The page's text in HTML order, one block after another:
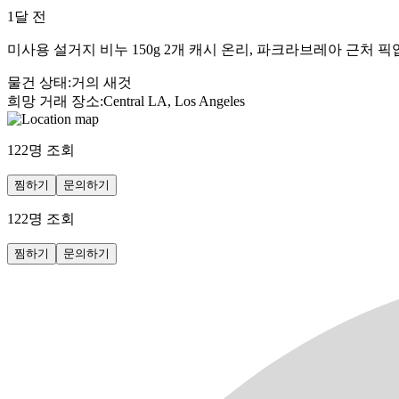
1달 전
미사용 설거지 비누 150g 2개 캐시 온리, 파크라브레아 근처 픽
물건 상태 :거의 새것
희망 거래 장소:Central LA, Los Angeles
122명 조회
찜하기 문의하기
122명 조회
찜하기 문의하기